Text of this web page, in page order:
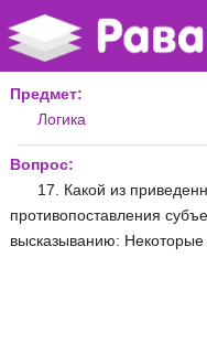
Предмет:
Логика
Вопрос:
17. Какой из
противопоставления
высказыванию: